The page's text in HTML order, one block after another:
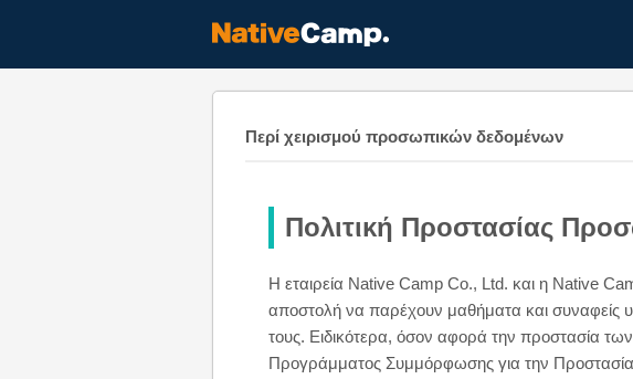
Περί χειρισμού προσωπικών δεδομένων
Πολιτική Προστασίας
Η εταιρεία Native Camp Co., Ltd. και η Native
αποστολή να παρέχουν μαθήματα και συναφείς
τους. Ειδικότερα, όσον αφορά την προστασία
Προγράμματος Συμμόρφωσης για την